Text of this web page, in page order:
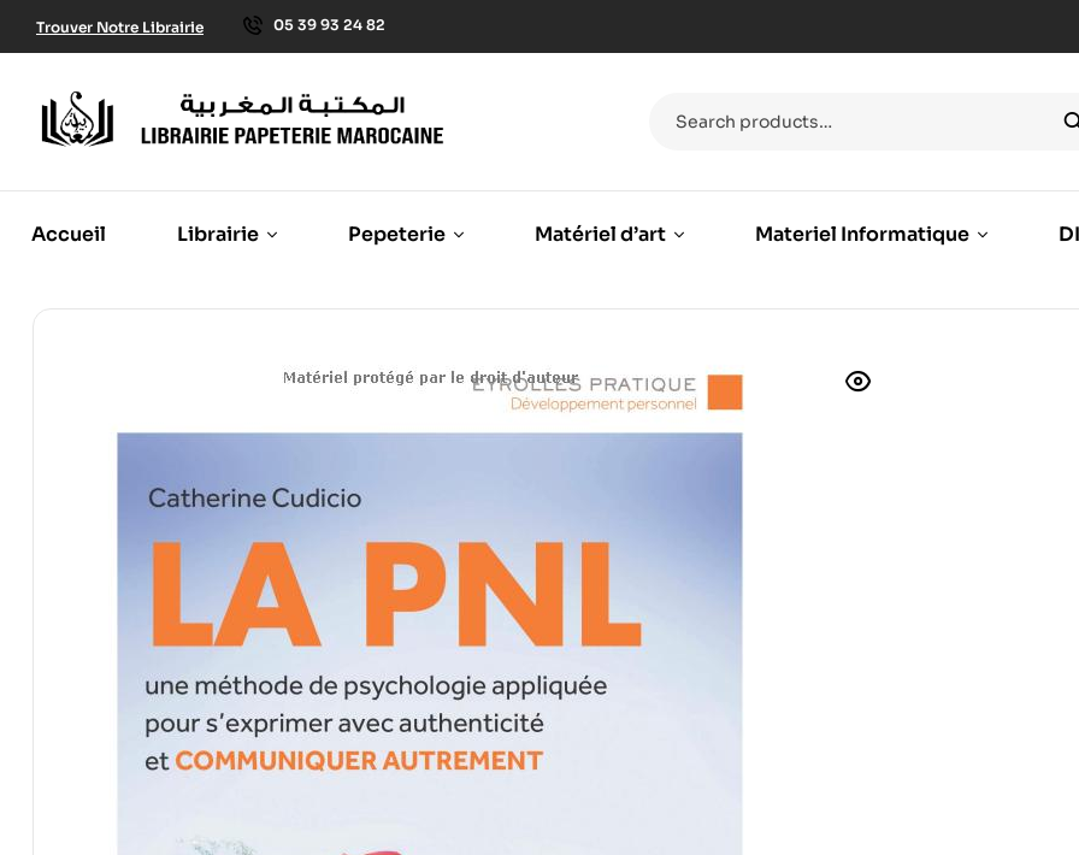
Trouver Notre Librairie 05 39 93 24 82
Accueil Librairie Pepeterie Matériel d’art Materiel Informatique